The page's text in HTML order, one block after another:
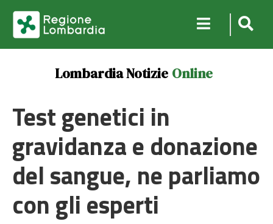
Lombardia Notizie Online
Test genetici in
gravidanza e donazione
del sangue, ne parliamo
con gli esperti